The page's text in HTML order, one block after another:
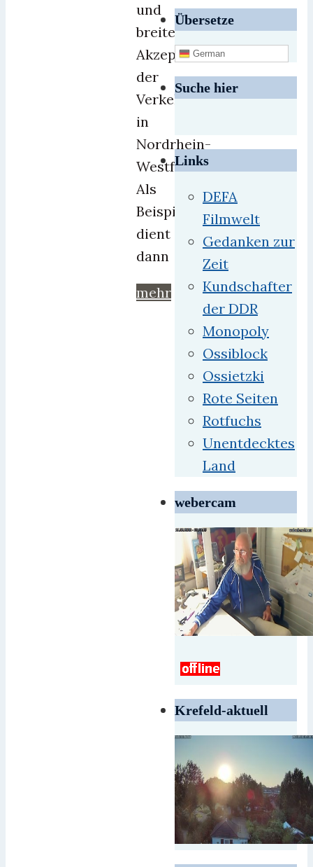
und
breite
Akzeptanz
der
Verkehrspolizei
in
Nordrhein-
Westfalen.
Als
Beispiel
dient
dann
mehr
Übersetze
German
Suche hier
Links
DEFA
Filmwelt
Gedanken zur
Zeit
Kundschafter
der DDR
Monopoly
Ossiblock
Ossietzki
Rote Seiten
Rotfuchs
Unentdecktes
Land
webercam
Krefeld-aktuell